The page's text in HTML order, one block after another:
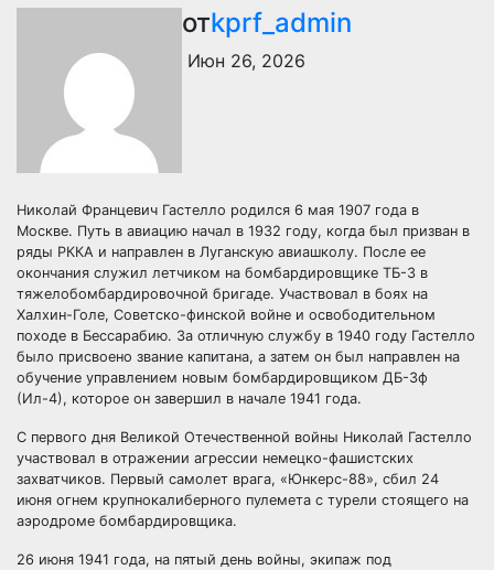
отkprf_admin
Июн 26, 2026
Николай Францевич Гастелло родился 6 мая 1907 года в
Москве. Путь в авиацию начал в 1932 году, когда был призван в
ряды РККА и направлен в Луганскую авиашколу. После ее
окончания служил летчиком на бомбардировщике ТБ-3 в
тяжелобомбардировочной бригаде. Участвовал в боях на
Халхин-Голе, Советско-финской войне и освободительном
походе в Бессарабию. За отличную службу в 1940 году Гастелло
было присвоено звание капитана, а затем он был направлен на
обучение управлением новым бомбардировщиком ДБ-3ф
(Ил-4), которое он завершил в начале 1941 года.
С первого дня Великой Отечественной войны Николай Гастелло
участвовал в отражении агрессии немецко-фашистских
захватчиков. Первый самолет врага, «Юнкерс-88», сбил 24
июня огнем крупнокалиберного пулемета с турели стоящего на
аэродроме бомбардировщика.
26 июня 1941 года, на пятый день войны, экипаж под